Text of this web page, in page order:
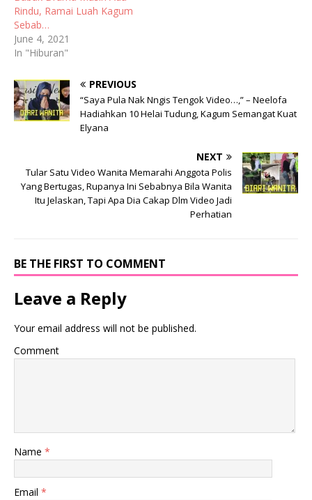
Rindu, Ramai Luah Kagum
Sebab…
June 4, 2021
In "Hiburan"
PREVIOUS
“Saya Pula Nak Nngis Tengok Video…,” – Neelofa
Hadiahkan 10 Helai Tudung, Kagum Semangat Kuat
Elyana
NEXT
Tular Satu Video Wanita Memarahi Anggota Polis
Yang Bertugas, Rupanya Ini Sebabnya Bila Wanita
Itu Jelaskan, Tapi Apa Dia Cakap Dlm Video Jadi
Perhatian
BE THE FIRST TO COMMENT
Leave a Reply
Your email address will not be published.
Comment
Name *
Email *